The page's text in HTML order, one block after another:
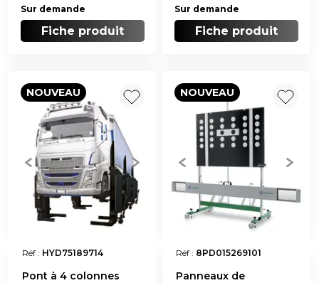
Sur demande
Fiche produit
Sur demande
Fiche produit
NOUVEAU
Réf : HYD75189714
Pont à 4 colonnes
NOUVEAU
Réf : 8PD015269101
Panneaux de